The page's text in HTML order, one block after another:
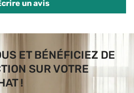
un avis
ET BÉNÉFICIEZ DE
SUR VOTRE
!